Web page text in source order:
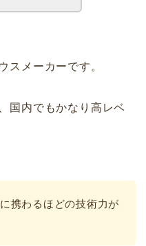
スメーカーです。
国内でもかなり高レベ
携わるほどの技術力が